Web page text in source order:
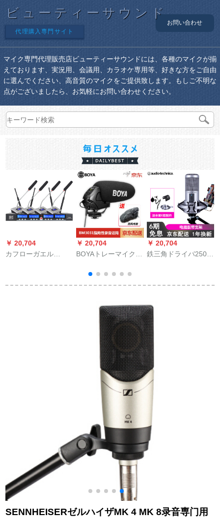
ビューティーサウンド
代理購入専門サイト
お問い合わせ
マイク専門代理販売店ビューティーサウンドには、各種のマイクが揃
えております、実況用、会議用、カラオケ専用等、好きな方をご自由
に選んでください、高音質のマイクをご提供致します。もしご不明な
点がございましたら、お気軽にお問い合わせください。
￥ 20,704
カフローガエル
を引いて腰にガチー
￥ 20,704
BOYAトレーマイクソ
メール「マイク」の
指向性録音マイクを
す。マイク専门の集
音博雅BY-BM 3031の
テ-プと利得机能のマ
イクです。
￥ 20,704
鉄三角ドライバ250
ケ录音パソコ専门门
オの吹替え录音歌设
备のキーパーが歌を
うたうパソコン版サ
ポトラックトラック
SENNHEISERゼルハイザMK 4 MK 8录音専门用